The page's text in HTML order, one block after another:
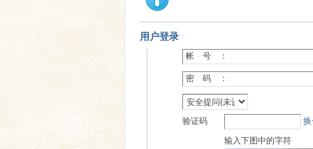
用户登录
帐 号 ：
密 码 ：
验证码
输入下图中的字符